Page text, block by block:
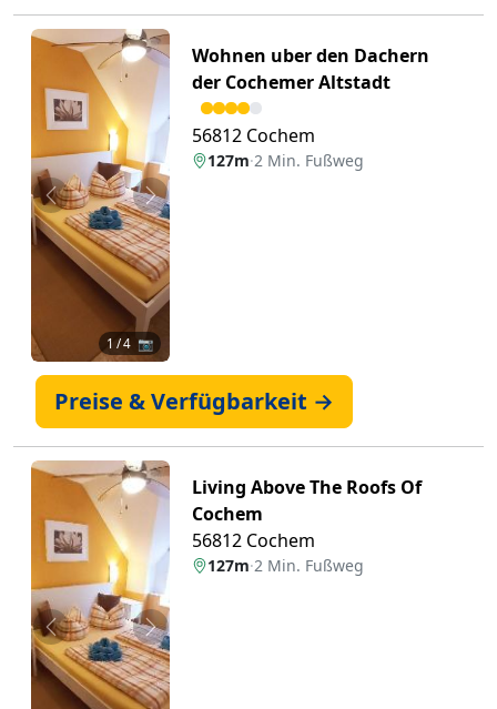
Zurück Weiter
1 / 4 📷
Wohnen uber den Dachern
der Cochemer Altstadt
56812 Cochem
127m·2 Min. Fußweg
Preise & Verfügbarkeit →
Zurück Weiter
Living Above The Roofs Of
Cochem
56812 Cochem
127m·2 Min. Fußweg